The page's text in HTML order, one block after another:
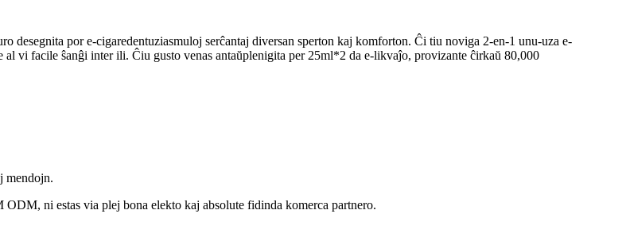
por e-cigaredentuziasmuloj serĉantaj diversan sperton kaj komforton. Ĉi tiu noviga 2-en-1 unu-uza e-
al vi facile ŝanĝi inter ili. Ĉiu gusto venas antaŭplenigita per 25ml*2 da e-likvaĵo, provizante ĉirkaŭ 80,000
mendojn.
ni estas via plej bona elekto kaj absolute fidinda komerca partnero.